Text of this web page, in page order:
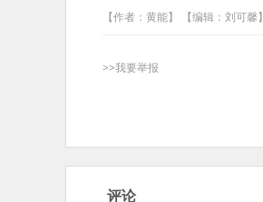
【作者：黄能】 【编辑：刘可馨】
>>我要举报
评论